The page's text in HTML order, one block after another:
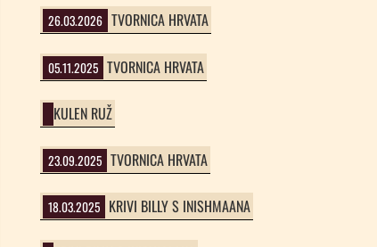
26.03.2026 TVORNICA HRVATA
05.11.2025 TVORNICA HRVATA
KULEN RUŽ
23.09.2025 TVORNICA HRVATA
18.03.2025 KRIVI BILLY S INISHMAANA